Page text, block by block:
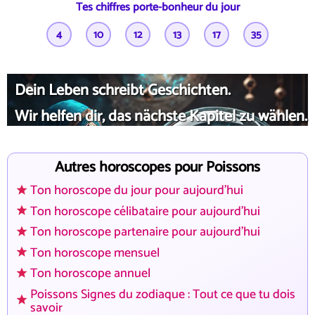
Tes chiffres porte-bonheur du jour
4 10 12 13 17 35
Dein Leben schreibt Geschichten.
Wir helfen dir, das nächste Kapitel zu wählen.
Autres horoscopes pour Poissons
Ton horoscope du jour pour aujourd'hui
Ton horoscope célibataire pour aujourd'hui
Ton horoscope partenaire pour aujourd'hui
Ton horoscope mensuel
Ton horoscope annuel
Poissons Signes du zodiaque : Tout ce que tu dois
savoir